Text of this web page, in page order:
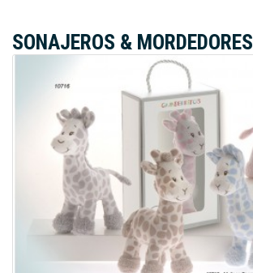
SONAJEROS & MORDEDORES